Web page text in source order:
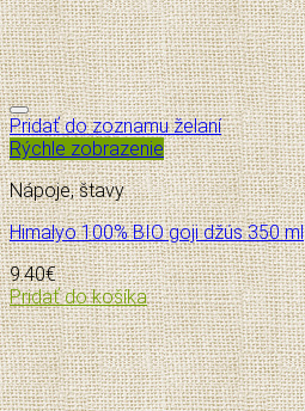
Pridať do zoznamu želaní
Rýchle zobrazenie
Nápoje, štavy
Himalyo 100% BIO goji džús 350 ml
9.40€
Pridať do košíka